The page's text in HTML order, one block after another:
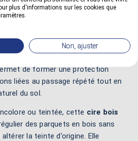
le bois en profondeur et
la résistance à l’abrasion et
de former une protection
liées au passage répété tout en
du sol.
ou teintée, cette cire bois
des parquets en bois sans
la teinte d’origine. Elle
plus d'informations sur les cookies que
Non, ajuster